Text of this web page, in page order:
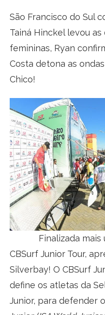
São Francisco do Sul
Tainá Hinckel levou
femininas, Ryan
Costa detona as
Chico!
Finalizada mais
CBSurf Junior Tour,
Silverbay! O CBSurf
define os atletas da
Junior, para defender